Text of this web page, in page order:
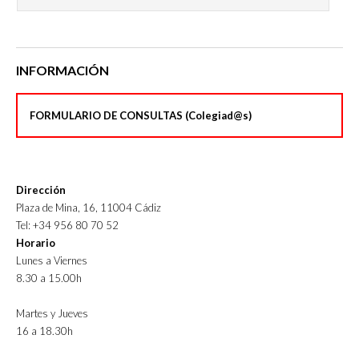
INFORMACIÓN
FORMULARIO DE CONSULTAS (Colegiad@s)
Dirección
Plaza de Mina, 16, 11004 Cádiz
Tel: +34 956 80 70 52
Horario
Lunes a Viernes
8.30 a 15.00h
Martes y Jueves
16 a 18.30h